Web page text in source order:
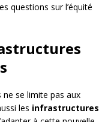
questions sur l’équité
ne se limite pas aux
les infrastructures